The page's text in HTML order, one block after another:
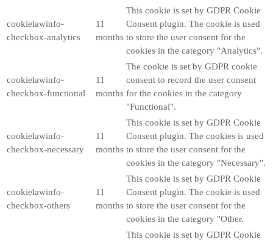
cookielawinfo-
checkbox-analytics
11
months
This cookie is set by GDPR Cookie
Consent plugin. The cookie is used
to store the user consent for the
cookies in the category "Analytics".
cookielawinfo-
checkbox-functional
11
months
The cookie is set by GDPR cookie
consent to record the user consent
for the cookies in the category
"Functional".
cookielawinfo-
checkbox-necessary
11
months
This cookie is set by GDPR Cookie
Consent plugin. The cookies is used
to store the user consent for the
cookies in the category "Necessary".
cookielawinfo-
checkbox-others
11
months
This cookie is set by GDPR Cookie
Consent plugin. The cookie is used
to store the user consent for the
cookies in the category "Other.
This cookie is set by GDPR Cookie